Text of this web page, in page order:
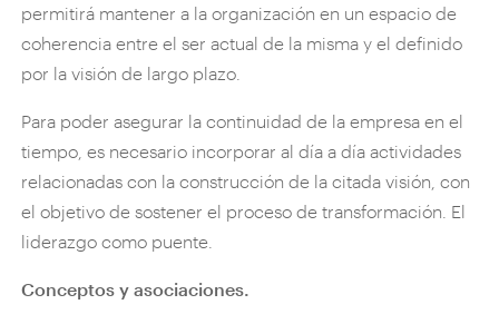
permitirá mantener a la organización en un espacio de
coherencia entre el ser actual de la misma y el definido
por la visión de largo plazo.
Para poder asegurar la continuidad de la empresa en el
tiempo, es necesario incorporar al día a día actividades
relacionadas con la construcción de la citada visión, con
el objetivo de sostener el proceso de transformación. El
liderazgo como puente.
Conceptos y asociaciones.